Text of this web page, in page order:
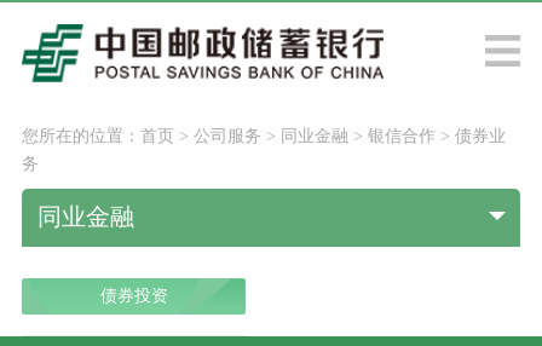
您所在的位置： 首页> 公司服务 > 同业金融 > 银信合作> 债券业
务
同业金融
债券投资